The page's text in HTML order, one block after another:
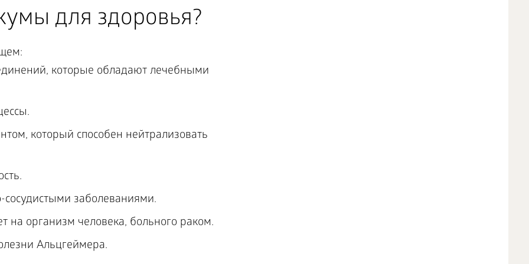
для здоровья?
которые обладают лечебными
который способен нейтрализовать
сосудистыми заболеваниями.
на организм человека, больного раком.
Альцгеймера.